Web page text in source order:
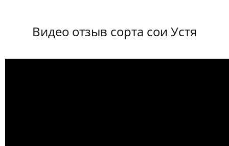
Видео отзыв сорта сои Устя